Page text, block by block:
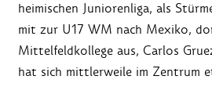
heimischen Juniorenliga, als
mit zur U17 WM nach Mexiko,
Mittelfeldkollege aus, Carlos
hat sich mittlerweile im Zentrum